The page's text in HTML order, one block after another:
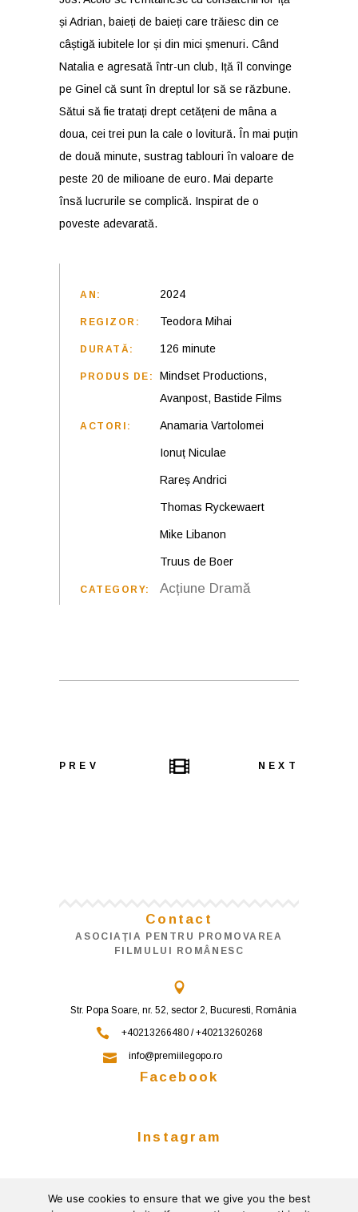
și Adrian, baieți de baieți care trăiesc din ce
câștigă iubitele lor și din mici șmenuri. Când
Natalia e agresată într-un club, Iță îl convinge
pe Ginel că sunt în dreptul lor să se răzbune.
Sătui să fie tratați drept cetățeni de mâna a
doua, cei trei pun la cale o lovitură. În mai puțin
de două minute, sustrag tablouri în valoare de
peste 20 de milioane de euro. Mai departe
însă lucrurile se complică. Inspirat de o
poveste adevarată.
AN: 2024
REGIZOR: Teodora Mihai
DURATĂ: 126 minute
PRODUS DE:
Mindset Productions,
Avanpost, Bastide Films
ACTORI: Anamaria Vartolomei
Ionuț Niculae
Rareș Andrici
Thomas Ryckewaert
Mike Libanon
Truus de Boer
CATEGORY: Acțiune Dramă
PREV NEXT
Contact
ASOCIAŢIA PENTRU PROMOVAREA
FILMULUI ROMÂNESC
Str. Popa Soare, nr. 52, sector 2, Bucuresti, România
+40213266480 / +40213260268
info@premiilegopo.ro
Facebook
Instagram
Follow on Instagram
We use cookies to ensure that we give you the best